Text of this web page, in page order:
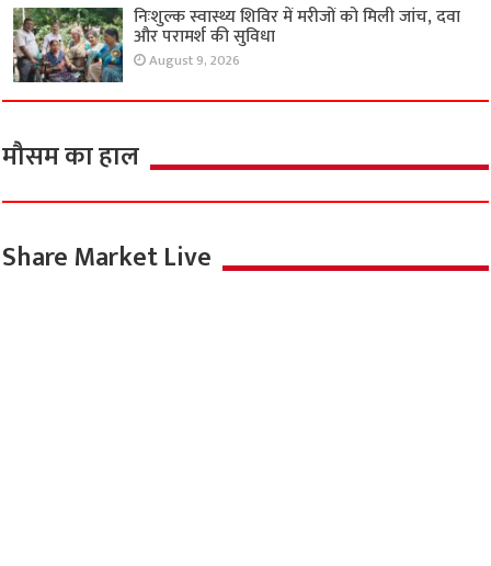
निःशुल्क स्वास्थ्य शिविर में मरीजों को मिली जांच, दवा
और परामर्श की सुविधा
August 9, 2026
मौसम का हाल
Share Market Live